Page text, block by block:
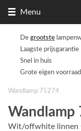
Menu
De grootste
Laagste prijsgarantie
Snel in huis
Grote eigen voorraad
Wandlamp 75274
Wandlamp
Wit/offwhite linnen